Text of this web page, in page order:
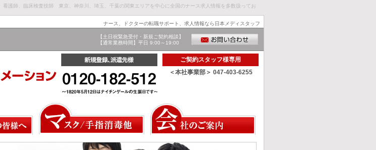
師、臨床検査技師 東京、神奈川、埼玉、千葉の関東エリアを中心に全国のナース求人情報を多数扱ってお
ナース、ドクターの転職サポート、求人情報なら日本メディスタッフ
【土日祝緊急受付・新規ご契約相談】
【通常業務時間】平日 9:00～19:00
ご契約スタッフ様専用
＜本社事業部＞ 047-403-6255